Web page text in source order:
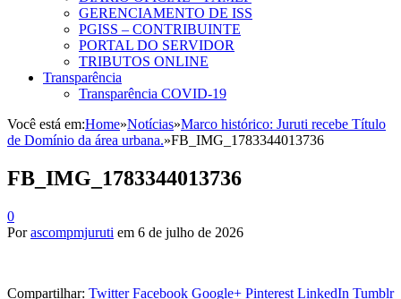
GERENCIAMENTO DE ISS
PGISS – CONTRIBUINTE
PORTAL DO SERVIDOR
TRIBUTOS ONLINE
Transparência
Transparência COVID-19
Você está em:Home»Notícias»Marco histórico: Juruti recebe Título
de Domínio da área urbana.»FB_IMG_1783344013736
FB_IMG_1783344013736
0
Porascompmjuruti em 6 de julho de 2026
Compartilhar: Twitter Facebook Google+ Pinterest LinkedIn Tumblr